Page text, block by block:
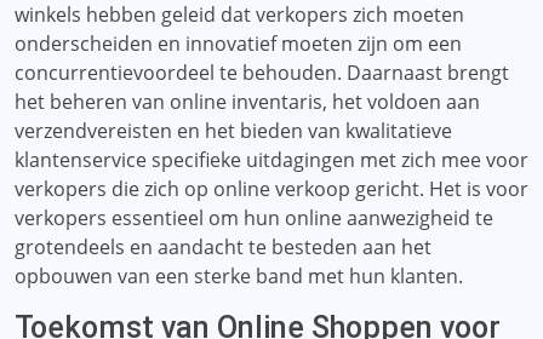
winkels hebben geleid dat verkopers zich moeten
onderscheiden en innovatief moeten zijn om een ​​
concurrentievoordeel te behouden. Daarnaast brengt
het beheren van online inventaris, het voldoen aan
verzendvereisten en het bieden van kwalitatieve
klantenservice specifieke uitdagingen met zich mee voor
verkopers die zich op online verkoop gericht. Het is voor
verkopers essentieel om hun online aanwezigheid te
grotendeels en aandacht te besteden aan het
opbouwen van een sterke band met hun klanten.
Toekomst van Online Shoppen voor